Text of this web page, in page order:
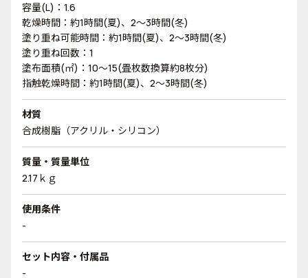
容量(L)：1.6
乾燥時間：約1時間(夏)、2～3時間(冬)
塗り重ね可能時間：約1時間(夏)、2～3時間(冬)
塗り重ね回数：1
塗布面積(㎡)：10～15(畳枚数換算約8枚分)
指触乾燥時間：約1時間(夏)、2～3時間(冬)
材質
合成樹脂（アクリル・シリコン）
質量・質量単位
2.17ｋｇ
使用条件
-
セット内容・付属品
-